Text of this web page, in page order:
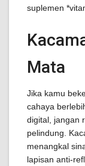
suplemen
Mata
Jika kamu
cahaya
digital, jangan
pelindung.
menangkal
lapisan anti-